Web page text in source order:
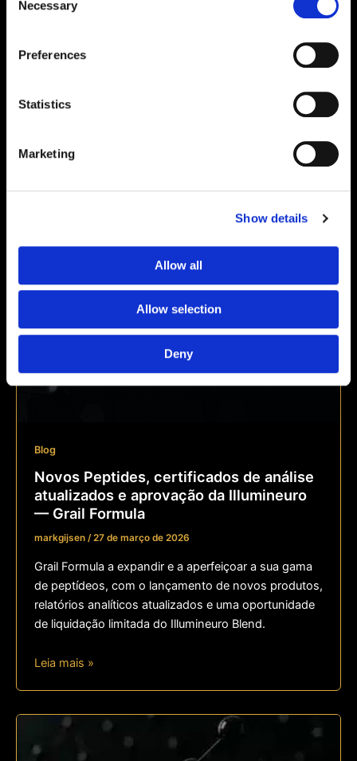
Selection
Necessary
Preferences
Statistics
Marketing
Show details
Allow all
Allow selection
Deny
equipa web
Investigação sobre o GHK-Cu: Padrões de qualidade
e avaliação laboratorial O GHK-Cu é um dos
referenciados na literatura científica
Leia mais »
Blog
Novos Peptides, certificados de análise
atualizados e aprovação da Illumineuro
— Grail Formula
markgijsen /27 de março de 2026
Grail Formula a expandir e a aperfeiçoar a sua gama
de peptídeos, com o lançamento de novos produtos,
relatórios analíticos atualizados e uma oportunidade
de liquidação limitada do Illumineuro Blend.
Leia mais »